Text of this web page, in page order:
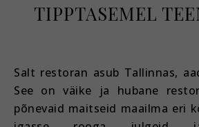
TIPPTASEMEL
Salt restoran asub Tallinnas, aadressil Vase 14.
See on väike ja hubane
põnevaid maitseid maailma eri